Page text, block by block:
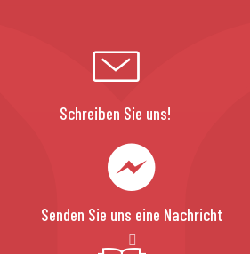
Schreiben Sie uns!
Senden Sie uns eine Nachricht